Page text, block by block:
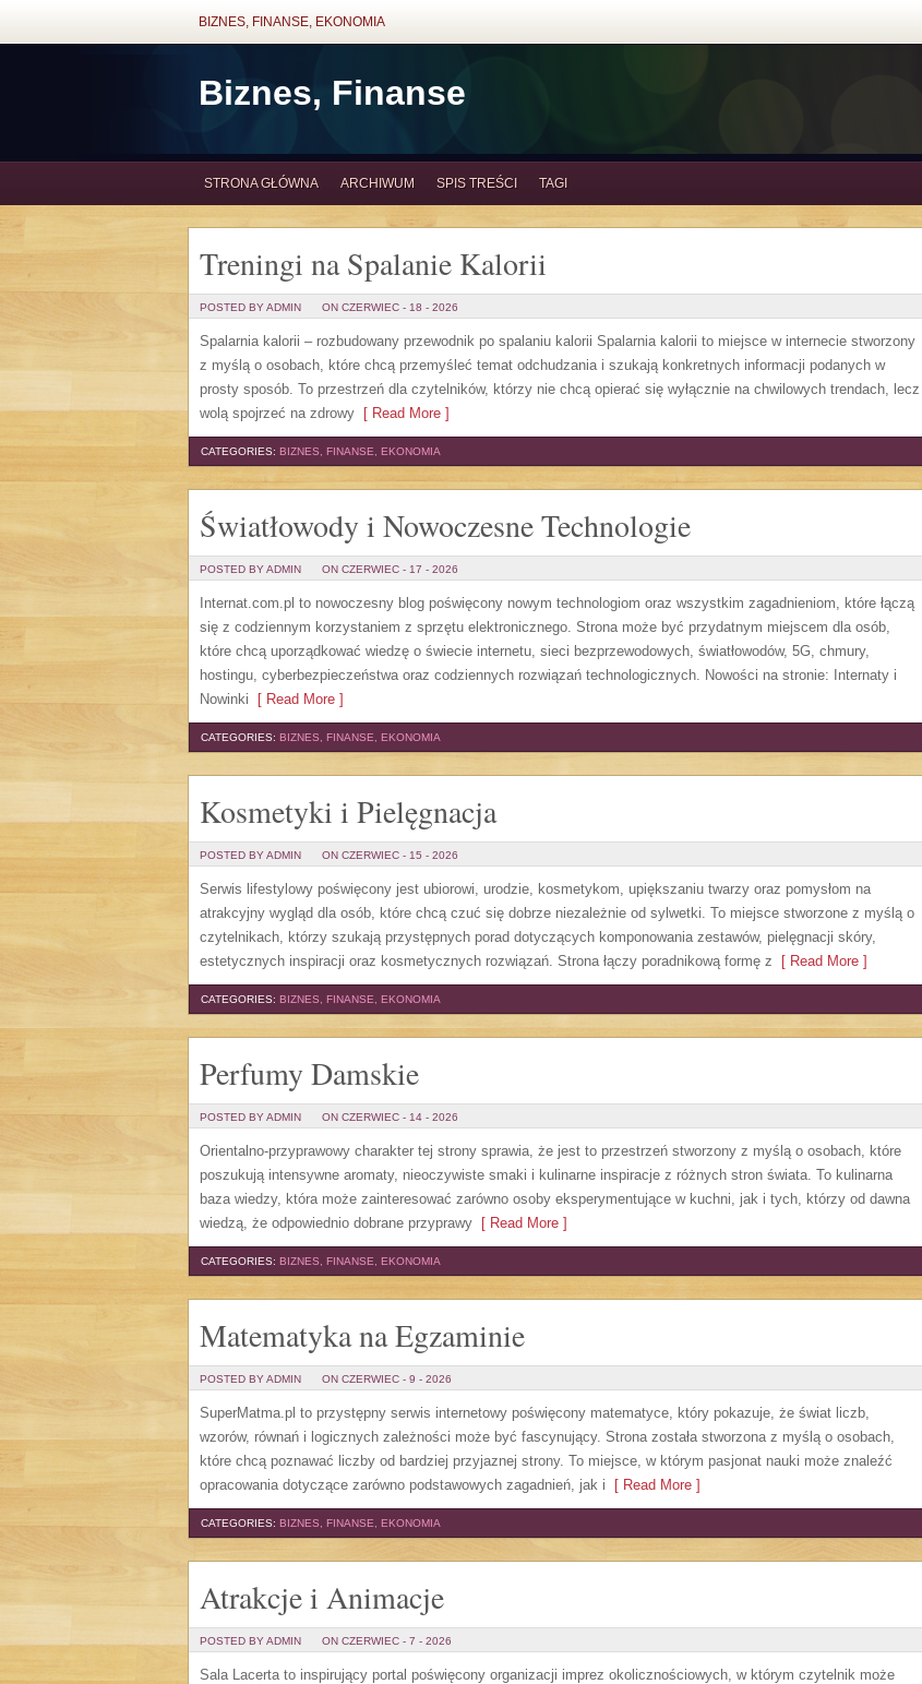
BIZNES, FINANSE, EKONOMIA
Biznes, Finanse
STRONA GŁÓWNA ARCHIWUM SPIS TREŚCI TAGI
Treningi na Spalanie Kalorii
POSTED BY ADMIN ON CZERWIEC - 18 - 2026
Spalarnia kalorii – rozbudowany przewodnik po spalaniu kalorii Spalarnia kalorii to miejsce w internecie stworzony
z myślą o osobach, które chcą przemyśleć temat odchudzania i szukają konkretnych informacji podanych w
prosty sposób. To przestrzeń dla czytelników, którzy nie chcą opierać się wyłącznie na chwilowych trendach, lecz
wolą spojrzeć na zdrowy [ Read More ]
CATEGORIES: BIZNES, FINANSE, EKONOMIA
Światłowody i Nowoczesne Technologie
POSTED BY ADMIN ON CZERWIEC - 17 - 2026
Internat.com.pl to nowoczesny blog poświęcony nowym technologiom oraz wszystkim zagadnieniom, które łączą
się z codziennym korzystaniem z sprzętu elektronicznego. Strona może być przydatnym miejscem dla osób,
które chcą uporządkować wiedzę o świecie internetu, sieci bezprzewodowych, światłowodów, 5G, chmury,
hostingu, cyberbezpieczeństwa oraz codziennych rozwiązań technologicznych. Nowości na stronie: Internaty i
Nowinki [ Read More ]
CATEGORIES: BIZNES, FINANSE, EKONOMIA
Kosmetyki i Pielęgnacja
POSTED BY ADMIN ON CZERWIEC - 15 - 2026
Serwis lifestylowy poświęcony jest ubiorowi, urodzie, kosmetykom, upiększaniu twarzy oraz pomysłom na
atrakcyjny wygląd dla osób, które chcą czuć się dobrze niezależnie od sylwetki. To miejsce stworzone z myślą o
czytelnikach, którzy szukają przystępnych porad dotyczących komponowania zestawów, pielęgnacji skóry,
estetycznych inspiracji oraz kosmetycznych rozwiązań. Strona łączy poradnikową formę z [ Read More ]
CATEGORIES: BIZNES, FINANSE, EKONOMIA
Perfumy Damskie
POSTED BY ADMIN ON CZERWIEC - 14 - 2026
Orientalno-przyprawowy charakter tej strony sprawia, że jest to przestrzeń stworzony z myślą o osobach, które
poszukują intensywne aromaty, nieoczywiste smaki i kulinarne inspiracje z różnych stron świata. To kulinarna
baza wiedzy, która może zainteresować zarówno osoby eksperymentujące w kuchni, jak i tych, którzy od dawna
wiedzą, że odpowiednio dobrane przyprawy [ Read More ]
CATEGORIES: BIZNES, FINANSE, EKONOMIA
Matematyka na Egzaminie
POSTED BY ADMIN ON CZERWIEC - 9 - 2026
SuperMatma.pl to przystępny serwis internetowy poświęcony matematyce, który pokazuje, że świat liczb,
wzorów, równań i logicznych zależności może być fascynujący. Strona została stworzona z myślą o osobach,
które chcą poznawać liczby od bardziej przyjaznej strony. To miejsce, w którym pasjonat nauki może znaleźć
opracowania dotyczące zarówno podstawowych zagadnień, jak i [ Read More ]
CATEGORIES: BIZNES, FINANSE, EKONOMIA
Atrakcje i Animacje
POSTED BY ADMIN ON CZERWIEC - 7 - 2026
Sala Lacerta to inspirujący portal poświęcony organizacji imprez okolicznościowych, w którym czytelnik może